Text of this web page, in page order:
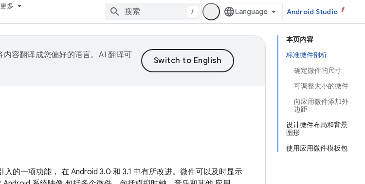
更多
/ Android Studio
本页内容
标准微件剖析
确定微件的尺寸
可调整大小的微件
向应用微件添加外
边距
设计微件布局和背景
图形
使用应用微件模板包
容翻译成您偏好的语言。AI 翻译可
的一项功能， 在 Android 3.0 和 3.1 中有所改进。微件可以及时显示